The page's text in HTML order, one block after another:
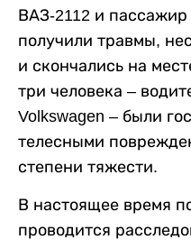
ВАЗ-2112 и пассажир
получили травмы,
и скончались на
три человека –
Volkswagen – были
телесными
степени тяжести.
В настоящее время
проводится